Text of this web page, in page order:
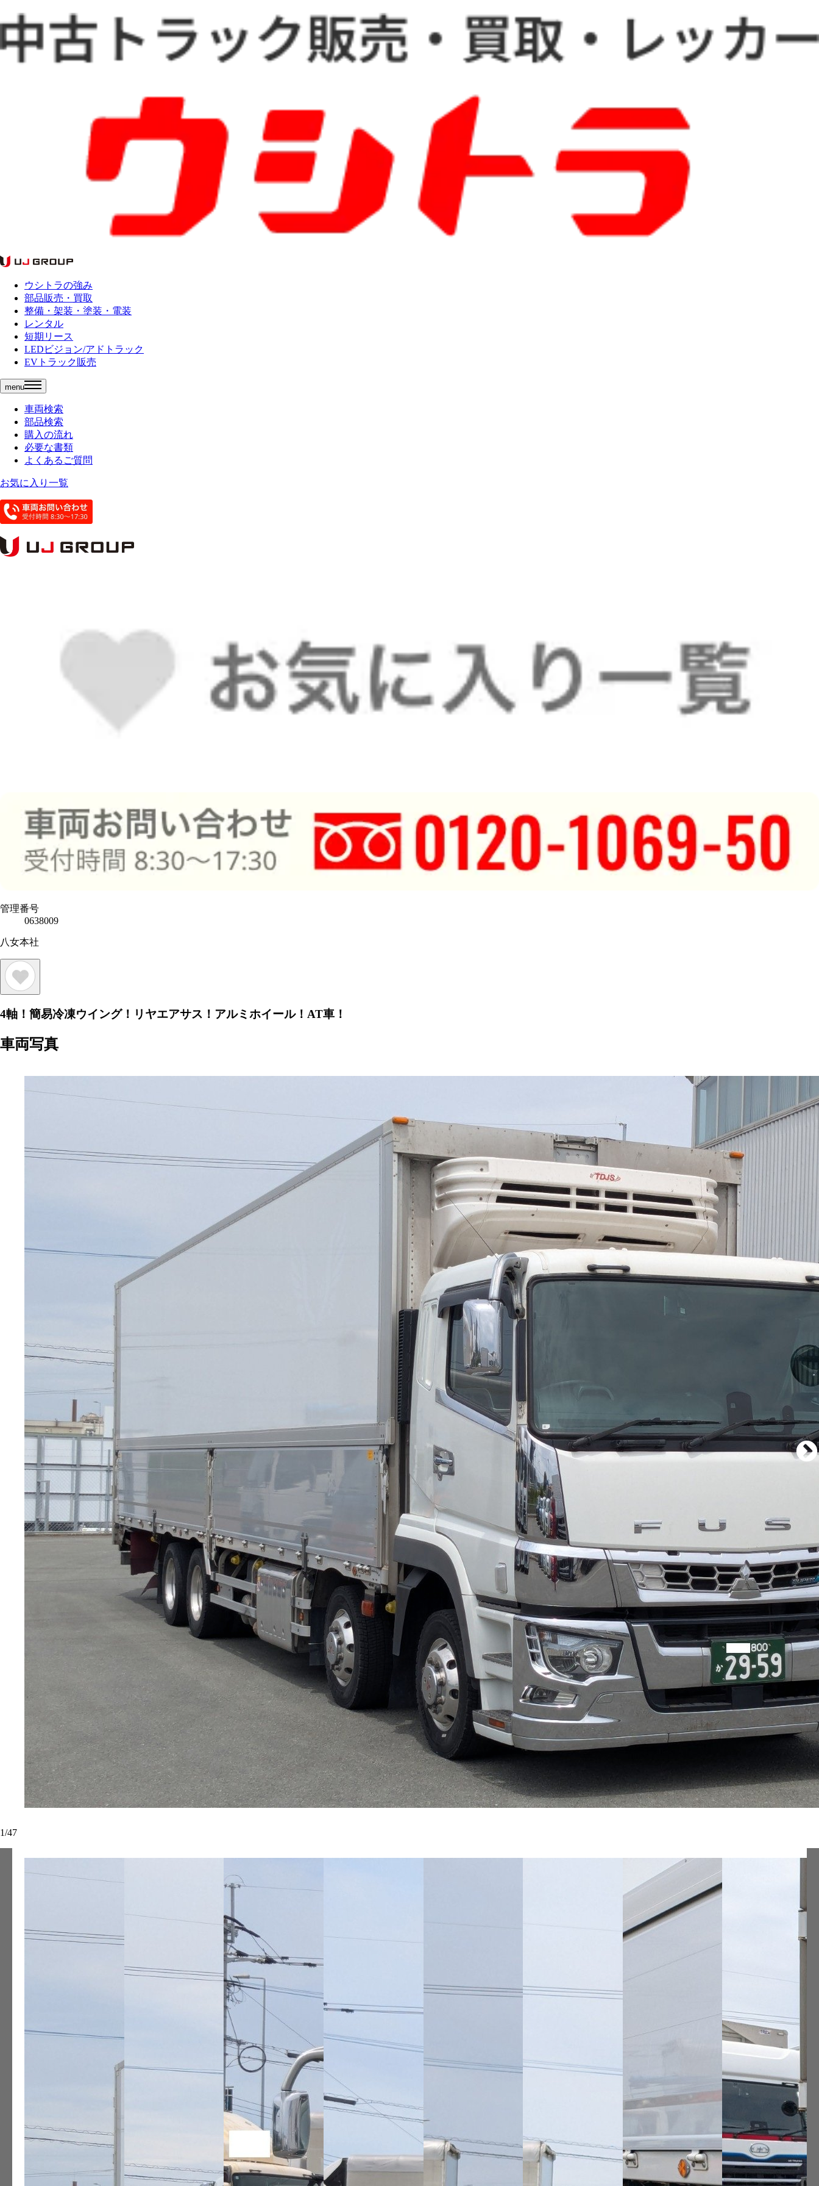
ウシトラの強み
部品販売・買取
整備・架装・塗装・電装
レンタル
短期リース
LEDビジョン/アドトラック
EVトラック販売
menu
車両検索
部品検索
購入の流れ
必要な書類
よくあるご質問
お気に入り一覧
管理番号
0638009
八女本社
4軸！簡易冷凍ウイング！リヤエアサス！アルミホイール！AT車！
車両写真
1/47